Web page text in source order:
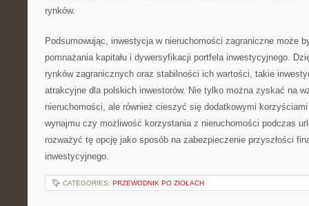
rynków.
Podsumowując, inwestycja w nieruchomości‌ zagraniczne może‍
pomnażania⁣ kapitału i ⁤dywersyfikacji portfela inwestycyjnego.
rynków zagranicznych oraz stabilności⁤ ich wartości, takie
atrakcyjne dla ​polskich inwestorów. Nie tylko można zyskać na
nieruchomości,⁣ ale również cieszyć się dodatkowymi
wynajmu czy możliwość korzystania z⁢ nieruchomości podczas
rozważyć tę‌ opcję jako sposób na zabezpieczenie przyszłości
inwestycyjnego.
CATEGORIES: PRZEWODNIK PO ZIOŁACH